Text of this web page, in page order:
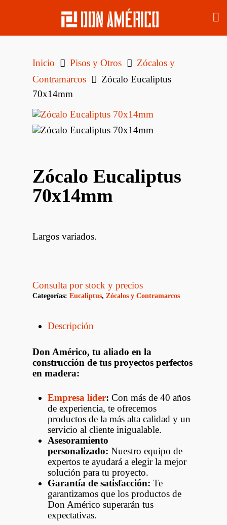
Inicio Pisos y Otros
Zócalos y
Contramarcos
Zócalo Eucaliptus
70x14mm
Zócalo Eucaliptus
70x14mm
Largos variados.
Consulta por stock y precios
Categorías: Eucaliptus, Zócalos y Contramarcos
Descripción
Don Américo, tu aliado en la
construcción de tus proyectos perfectos
en madera:
Empresa líder: Con más de 40 años
de experiencia, te ofrecemos
productos de la más alta calidad y un
servicio al cliente inigualable.
Asesoramiento
personalizado: Nuestro equipo de
expertos te ayudará a elegir la mejor
solución para tu proyecto.
Garantía de satisfacción: Te
garantizamos que los productos de
Don Américo superarán tus
expectativas.